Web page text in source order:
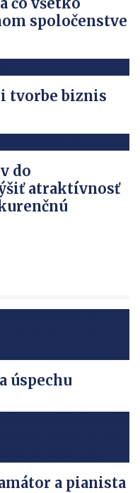
spoločenstve
tvorbe biznis
do
atraktívnosť
úspechu
a pianista